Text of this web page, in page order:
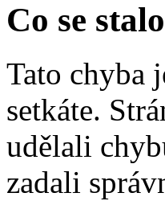
Co se
Tato chyba
setkáte.
udělali
zadali